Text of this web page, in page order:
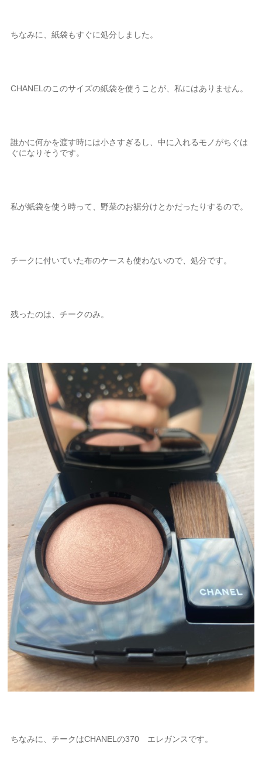
ちなみに、紙袋もすぐに処分しました。
CHANELのこのサイズの紙袋を使うことが、私にはありません。
誰かに何かを渡す時には小さすぎるし、中に入れるモノがちぐは
ぐになりそうです。
私が紙袋を使う時って、野菜のお裾分けとかだったりするので。
チークに付いていた布のケースも使わないので、処分です。
残ったのは、チークのみ。
ちなみに、チークはCHANELの370 エレガンスです。